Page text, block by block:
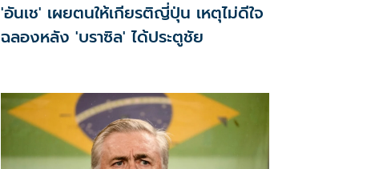
'อันเช' เผยตนให้เกียรติญี่ปุ่น เหตุไม่ดีใจ
ฉลองหลัง 'บราซิล' ได้ประตูชัย